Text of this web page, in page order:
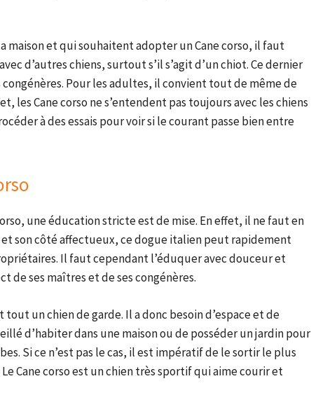
maison et qui souhaitent adopter un Cane corso, il faut
d’autres chiens, surtout s’il s’agit d’un chiot. Ce dernier
Pour les adultes, il convient tout de même de
les Cane corso ne s’entendent pas toujours avec les chiens
à des essais pour voir si le courant passe bien entre
une éducation stricte est de mise. En effet, il ne faut en
et son côté affectueux, ce dogue italien peut rapidement
Il faut cependant l’éduquer avec douceur et
de ses maîtres et de ses congénères.
un chien de garde. Il a donc besoin d’espace et de
d’habiter dans une maison ou de posséder un jardin pour
Si ce n’est pas le cas, il est impératif de le sortir le plus
Cane corso est un chien très sportif qui aime courir et